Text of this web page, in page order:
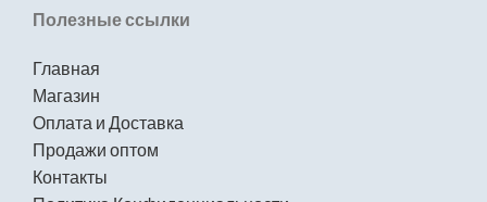
Полезные ссылки
Главная
Магазин
Оплата и Доставка
Продажи оптом
Контакты